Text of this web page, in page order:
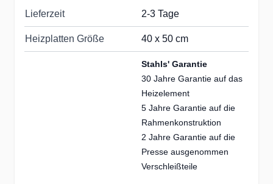
Lieferzeit 2-3 Tage
Heizplatten Größe 40 x 50 cm
Stahls' Garantie
30 Jahre Garantie auf das
Heizelement
5 Jahre Garantie auf die
Rahmenkonstruktion
2 Jahre Garantie auf die
Presse ausgenommen
Verschleißteile